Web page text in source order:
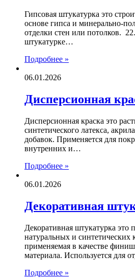
Гипсовая штукатурка это
основе гипса и минерально-
отделки стен или потолков.
штукатурке…
Подробнее »
06.01.2026
Дисперсионная
Дисперсионная краска это
синтетического латекса,
добавок. Применяется для
внутренних и…
Подробнее »
06.01.2026
Декоративная
Декоративная штукатурка это
натуральных и синтетических
применяемая в качестве
материала. Используется для
Подробнее »